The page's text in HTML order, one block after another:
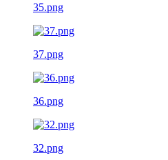
35.png
37.png
36.png
32.png